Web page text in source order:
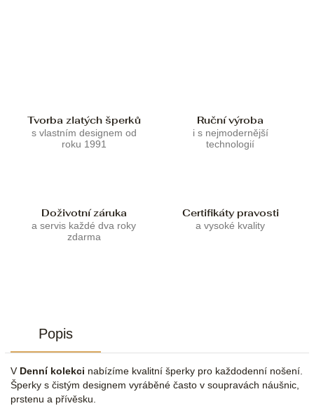
Tvorba zlatých šperků
s vlastním designem od
roku 1991
Ruční výroba
i s nejmodernější
technologií
Doživotní záruka
a servis každé dva roky
zdarma
Certifikáty pravosti
a vysoké kvality
Popis
V Denní kolekci nabízíme kvalitní šperky pro každodenní nošení.
Šperky s čistým designem vyráběné často v soupravách náušnic,
prstenu a přívěsku.